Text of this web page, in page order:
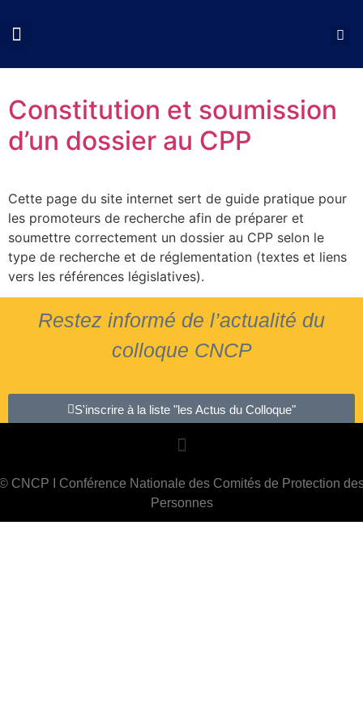
Constitution et soumission
d’un dossier au CPP
Cette page du site internet sert de guide pratique pour
les promoteurs de recherche afin de préparer et
soumettre correctement un dossier au CPP selon le
type de recherche et de réglementation (textes et liens
vers les références législatives).
Restez informé de l’actualité du
colloque CNCP
S'inscrire à la liste "les Actus du Colloque"
CNCP I Conférence Nationale des Comités de Protection
Personnes